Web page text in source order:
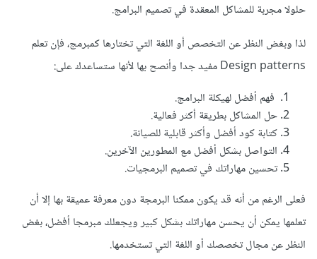
حلولا مجربة للمشاكل المعقدة في تصميم البرامج.
لذا وبغض النظر عن التخصص أو اللغة التي تختارها كمبرمج، فإن تعلم
Design patterns مفيد جدا وأنصح بها لأنها ستساعدك على:
فهم أفضل لهيكلة البرامج.
حل المشاكل بطريقة أكثر فعالية.
كتابة كود أفضل وأكثر قابلية للصيانة.
التواصل بشكل أفضل مع المطورين الآخرين.
تحسين مهاراتك في تصميم البرمجيات.
فعلى الرغم من أنه قد يكون ممكنا البرمجة دون معرفة عميقة بها إلا أن
تعلمها يمكن أن يحسن مهاراتك بشكل كبير ويجعلك مبرمجا أفضل، بغض
النظر عن مجال تخصصك أو اللغة التي تستخدمها.